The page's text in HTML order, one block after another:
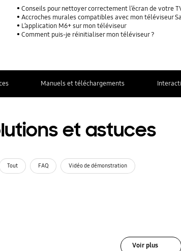
Conseils pour nettoyer correctement l’écran de votre
Accroches murales compatibles avec mon téléviseur
L’application M6+ sur mon téléviseur
Comment puis-je réinitialiser mon téléviseur ?
Manuels et téléchargements
et astuces
Tout FAQ Vidéo de démonstration
Voir plus